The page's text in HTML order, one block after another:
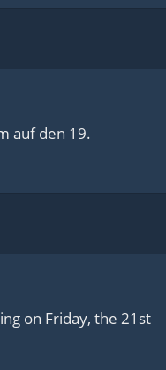
auf den 19.
on Friday, the 21st